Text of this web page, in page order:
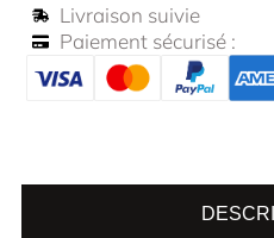
Livraison suivie
Paiement sécurisé :